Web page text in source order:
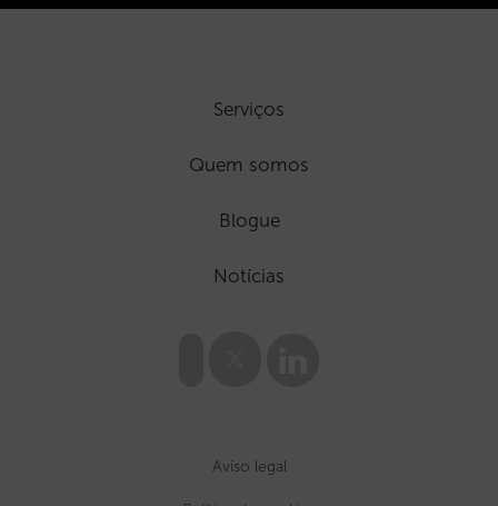
Serviços
Quem somos
Blogue
Notícias
Aviso legal